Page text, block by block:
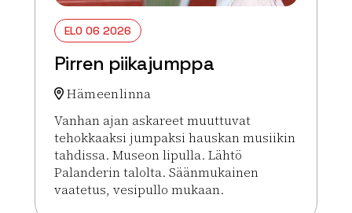
ELO 06 2026
Pirren piikajumppa
Hämeenlinna
Vanhan ajan askareet muuttuvat
tehokkaaksi jumpaksi hauskan musiikin
tahdissa. Museon lipulla. Lähtö
Palanderin talolta. Säänmukainen
vaatetus, vesipullo mukaan.